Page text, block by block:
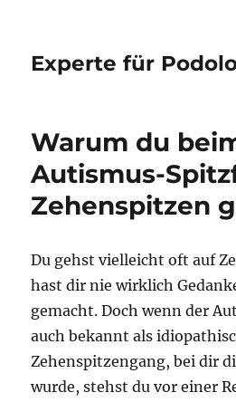
Experte für
Warum du
Autismus-
Zehenspitzen
Du gehst vielleicht oft auf
hast dir nie wirklich
gemacht. Doch wenn der
auch bekannt als
Zehenspitzengang, bei dir
wurde, stehst du vor einer